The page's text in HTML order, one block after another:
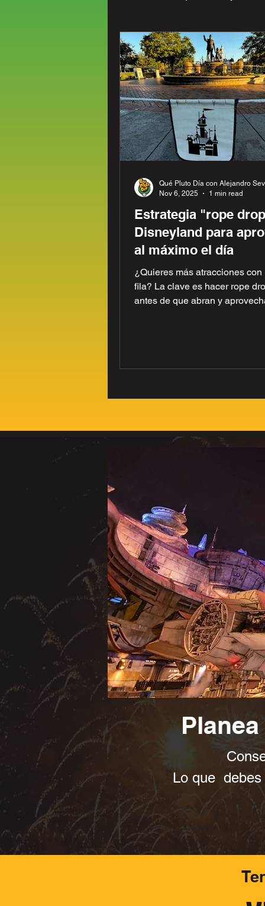
Hoteles reseña
Estrategia "rope
Disneyland para
al máximo el día
¿Quieres más atracciones con
fila? La clave es hacer rope
antes de que abran y
Qué Pluto Día con Alejandro
Nov 6, 2025
1 min read
Lo que debes